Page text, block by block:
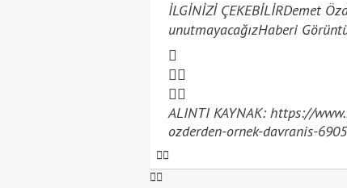
İLGİNİZİ ÇEKEBİLİRDemet
unutmayacağızHaberi
ALINTI KAYNAK: https://
ozderden-ornek-davranis-